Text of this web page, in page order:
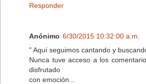
Responder
Anónimo 6/30/2015 10:32:00 a.m.
" Aquí seguimos cantando y
Nunca tuve acceso a los
disfrutado
con emoción...